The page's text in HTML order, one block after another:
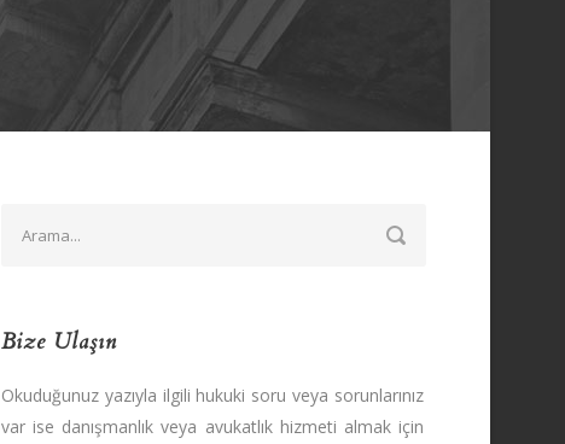
Bize Ulaşın
Okuduğunuz yazıyla ilgili hukuki soru veya sorunlarınız
var ise danışmanlık veya avukatlık hizmeti almak için